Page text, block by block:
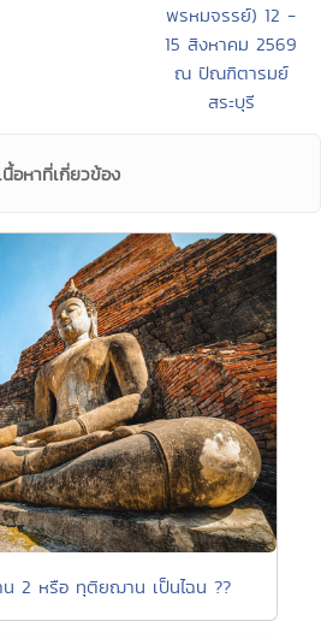
พรหมจรรย์) 12 -
15 สิงหาคม 2569
ณ ปัณฑิตารมย์
สระบุรี
อหาที่เกี่ยวข้อง
น 2 หรือ ทุติยฌาน เป็นไฉน ??